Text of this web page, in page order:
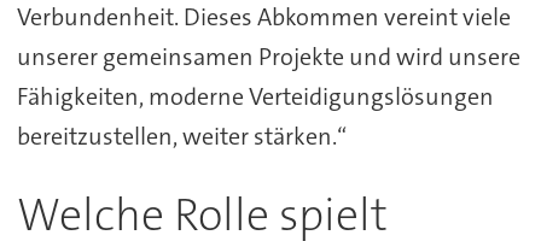
Verbundenheit. Dieses Abkommen vereint viele
unserer gemeinsamen Projekte und wird unsere
Fähigkeiten, moderne Verteidigungslösungen
bereitzustellen, weiter stärken.“
Welche Rolle spielt